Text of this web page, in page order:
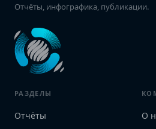
Отчёты, инфографика, публикации.
РАЗДЕЛЫ
Отчёты
О